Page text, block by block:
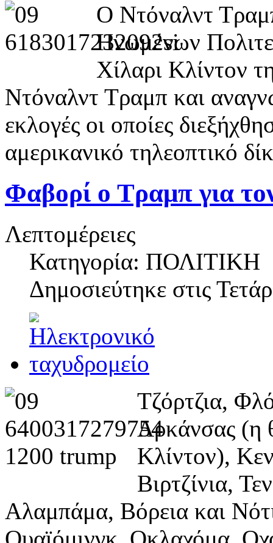
Ο Ντόναλντ
Ηνωμένων
Χίλαρι Κλίντον
Ντόναλντ Τραμπ και
εκλογές οι οποίες
αμερικανικό τηλεοπτικό
Φαβορί ο Τραμπ για
Λεπτομέρειες
Κατηγορία: ΠΟΛΙΤΙΚΗ
Δημοσιεύτηκε στις
Τζόρτζια,
Αρκάνσας (η
Κλίντον),
Βιρτζίνια,
Αλαμπάμα, Βόρεια και